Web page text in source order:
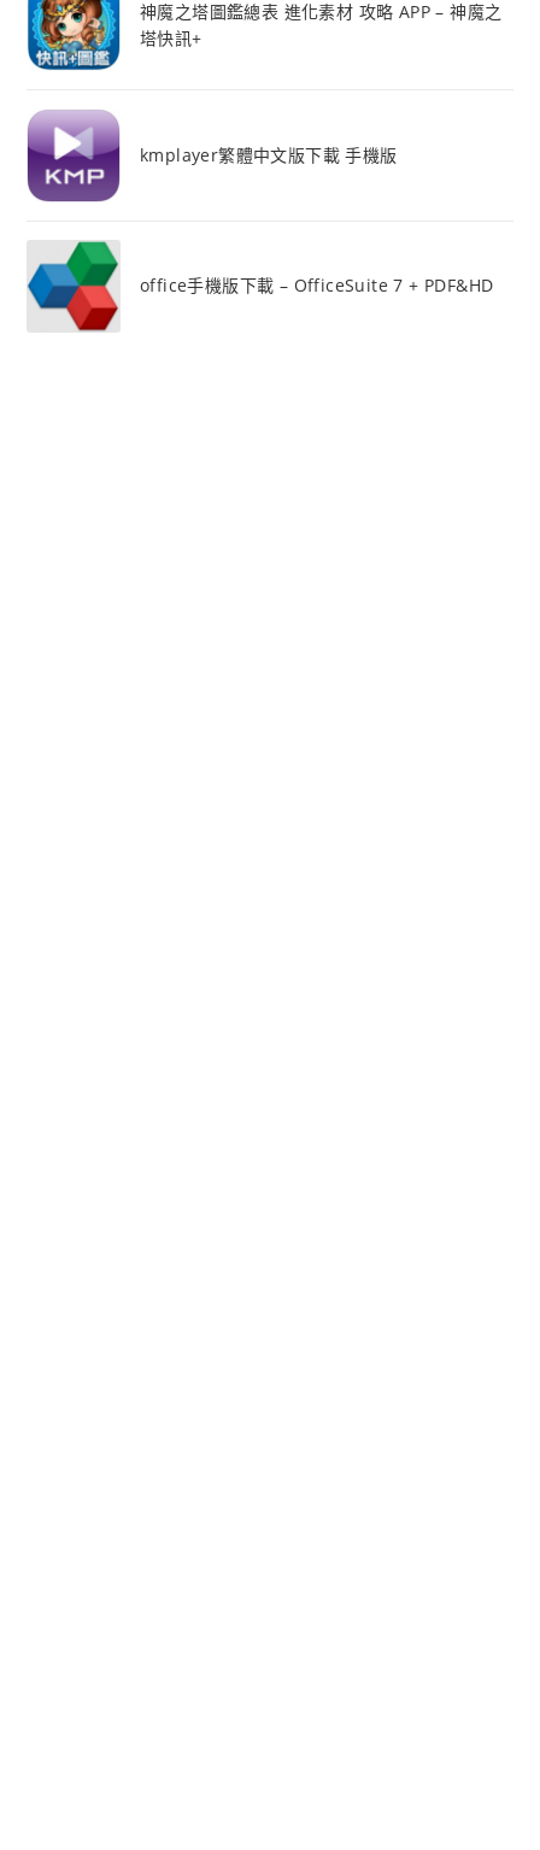
神魔之塔圖鑑總表 進化素材 攻略 APP – 神魔之
塔快訊+
kmplayer繁體中文版下載 手機版
office手機版下載 – OfficeSuite 7 + PDF&HD